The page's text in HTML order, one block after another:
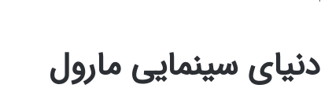
لاین آپ کامل فاز ۵ دنیای سینمایی مارول